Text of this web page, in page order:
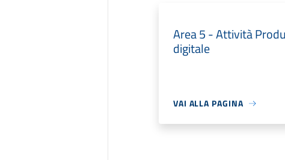
Area 5 - Attività
digitale
VAI ALLA PAGINA